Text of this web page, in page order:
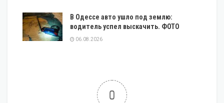
В Одессе авто ушло под землю:
водитель успел выскачить. ФОТО
06.08.2026
0